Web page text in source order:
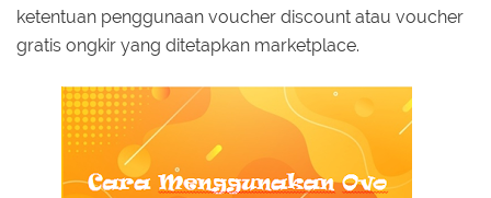
ketentuan penggunaan voucher discount atau voucher
gratis ongkir yang ditetapkan marketplace.